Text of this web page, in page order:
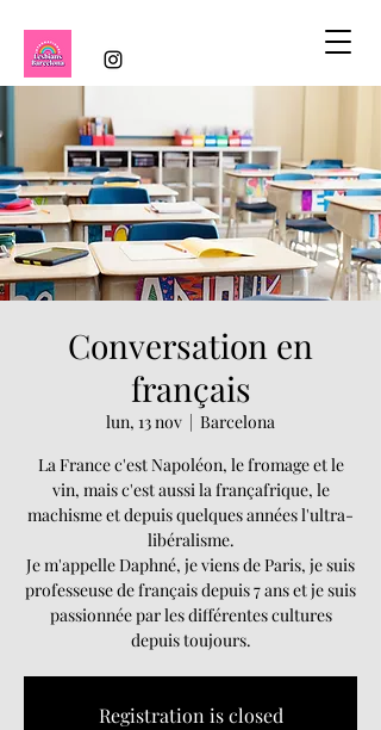
Conversation en
français
lun, 13 nov
  |
Barcelona
La France c'est Napoléon, le fromage et le
vin, mais c'est aussi la françafrique, le
machisme et depuis quelques années l'ultra-
libéralisme.
Je m'appelle Daphné, je viens de Paris, je suis
professeuse de français depuis 7 ans et je suis
passionnée par les différentes cultures
depuis toujours.
Registration is closed